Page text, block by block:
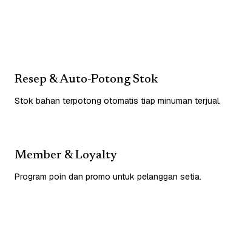
Resep & Auto-Potong Stok
Stok bahan terpotong otomatis tiap minuman terjual.
Member & Loyalty
Program poin dan promo untuk pelanggan setia.